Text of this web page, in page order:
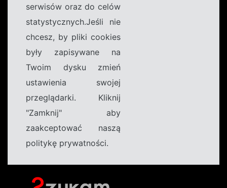
serwisów oraz do celów
statystycznych.Jeśli nie
chcesz, by pliki cookies
były zapisywane na
Twoim dysku zmień
ustawienia swojej
przeglądarki. Kliknij
"Zamknij" aby
zaakceptować naszą
politykę prywatności.